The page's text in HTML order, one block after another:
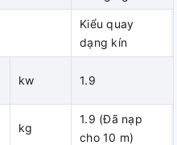
15m đường ống (áp dụng
vượt quá 10m (RNQ09-
cần nạp thêm mối chất
Kiểu quay
dạng kín
kw 1.9
kg
1.9 (Đã nạp
cho 10 m)